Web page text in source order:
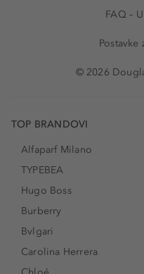
FAQ –
Postavke
© 2026
TOP BRANDOVI
Alfaparf Milano
TYPEBEA
Hugo Boss
Burberry
Bvlgari
Carolina Herrera